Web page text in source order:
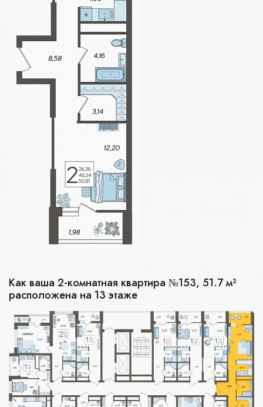
Как ваша 2-комнатная квартира №153, 51.7 м²
расположена на 13 этаже